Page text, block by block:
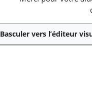
Basculer vers l’éditeur